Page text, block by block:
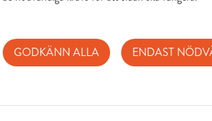
GODKÄNN ALLA ENDAST